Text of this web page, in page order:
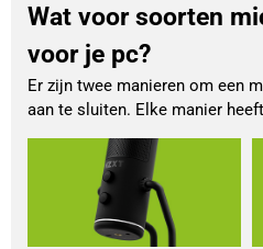
Wat voor soorten
voor je pc?
Er zijn twee manieren om een
aan te sluiten. Elke manier